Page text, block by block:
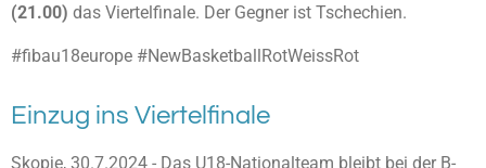
(21.00) das Viertelfinale. Der Gegner ist Tschechien.
#fibau18europe #NewBasketballRotWeissRot
Einzug ins Viertelfinale
Skopje, 30.7.2024 - Das U18-Nationalteam bleibt bei der B-